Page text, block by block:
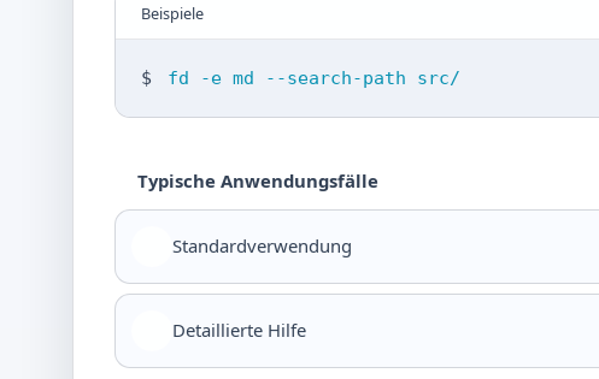
Beispiele
$ fd -e md --search-path src/
Typische Anwendungsfälle
Standardverwendung
Detaillierte Hilfe